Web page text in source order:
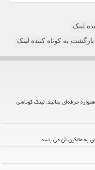
لینک
بازگشت به کوتاه کننده لینک
حرفه‌ای بمانید. لینک کوتاه‌تر،